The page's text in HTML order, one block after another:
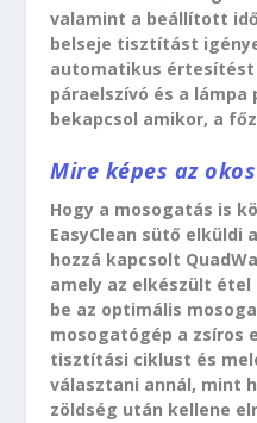
valamint a beállított
belseje tisztítást
automatikus
páraelszívó és a
bekapcsol amikor, a
Mire képes az
Hogy a mosogatás is
EasyClean sütő elküldi
hozzá kapcsolt
amely az elkészült
be az optimális
mosogatógép a zsíros
tisztítási ciklust és
választani annál, mint
zöldség után kellene